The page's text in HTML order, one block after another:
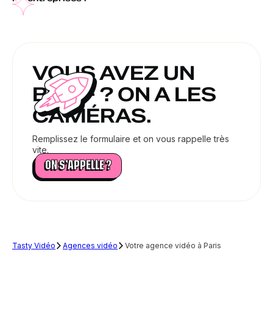
rendu professionnel et spectaculaire.
Oui. Nous créons des contenus entièrement animés en 2D/3D
VOUS AVEZ UN
BRIEF ? ON A LES
CAMÉRAS.
Remplissez le formulaire et on vous rappelle très
vite.
ON S’APPELLE ?
Tasty Vidéo Agences vidéo Votre agence vidéo à Paris